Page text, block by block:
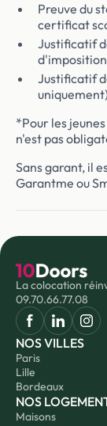
Preuve du
certificat
Justificatif
Justificatif
uniquement)
*Pour les
n'est pas
Sans garant, il
Garantme ou
La colocation
09.70.66.77.08
NOS VILLES
Paris
Lille
Bordeaux
NOS
Maisons